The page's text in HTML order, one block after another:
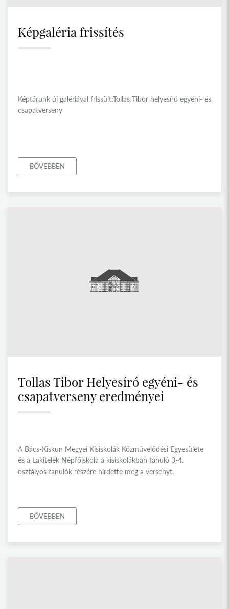
Képgaléria frissítés
Képtárunk új galériával frissült:Tollas Tibor helyesíró egyéni- és
csapatverseny
BŐVEBBEN
Tollas Tibor Helyesíró egyéni- és
csapatverseny eredményei
A Bács-Kiskun Megyei Kisiskolák Közművelődési Egyesülete
és a Lakitelek Népfőiskola a kisiskolákban tanuló 3-4.
osztályos tanulók részére hirdette meg a versenyt.
BŐVEBBEN